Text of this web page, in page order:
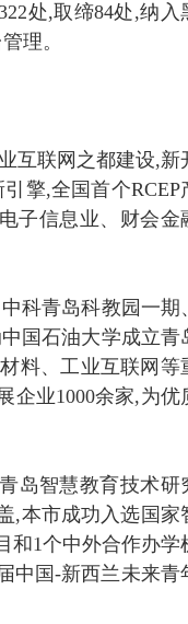
处,取缔84处,纳入
理。
互联网之都建设,新
擎,全国首个RCEP
子信息业、财会金
科青岛科教园一期、
国石油大学成立青
料、工业互联网等
企业1000余家,为优
岛智慧教育技术研
,本市成功入选国家
和1个中外合作办学
中国-新西兰未来青